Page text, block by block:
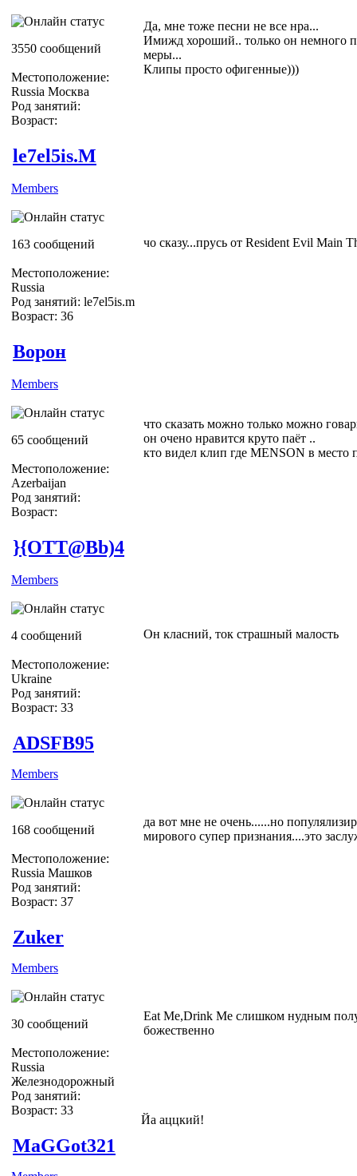
3550 сообщений
Местоположение:
Russia Москва
Род занятий:
Возраст:
Да, мне тоже песни не все нра...
Имижд хороший.. только он немного
меры...
Клипы просто офигенные)))
le7el5is.M
Members
163 сообщений
Местоположение:
Russia
Род занятий: le7el5is.m
Возраст: 36
чо сказу...прусь от Resident Evil Main
Ворон
Members
65 сообщений
Местоположение:
Azerbaijan
Род занятий:
Возраст:
что сказать можно только можно
он очено нравится круто паёт ..
кто видел клип где MENSON в место
}{OTT@Bb)4
Members
4 сообщений
Местоположение:
Ukraine
Род занятий:
Возраст: 33
Он класний, ток страшный малость
ADSFB95
Members
168 сообщений
Местоположение:
Russia Машков
Род занятий:
Возраст: 37
да вот мне не очень......но
мирового супер признания....это
Zuker
Members
30 сообщений
Местоположение:
Russia
Железнодорожный
Род занятий:
Возраст: 33
Eat Me,Drink Me слишком нудным
божественно
Йа аццкий!
MaGGot321